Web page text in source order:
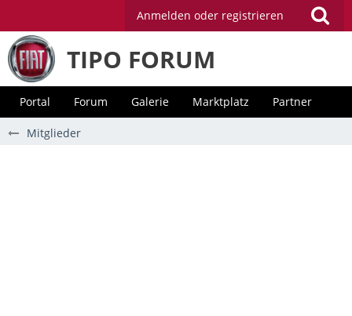
Anmelden oder registrieren
TIPO FORUM
Portal Forum Galerie Marktplatz Partner
Mitglieder